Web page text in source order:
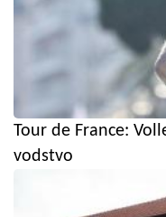
Tour de France:
vodstvo